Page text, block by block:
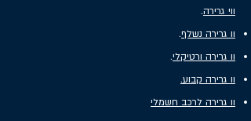
ווי גרירה.
וו גרירה נשלף.
וו גרירה ורטיקלי.
וו גרירה קבוע.
וו גרירה לרכב חשמלי